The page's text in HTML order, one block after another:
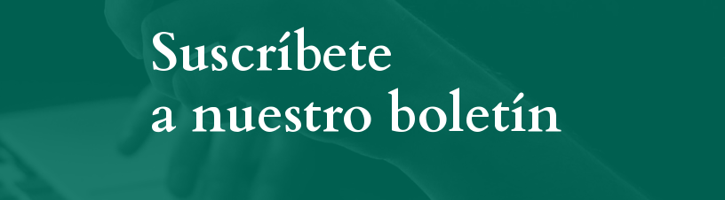
Suscríbete
a nuestro boletín